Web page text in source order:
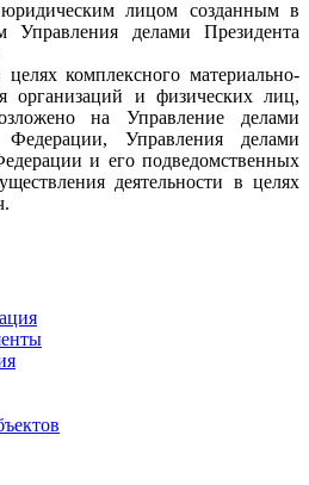
лицом созданным в
Управления делами Президента
комплексного материально-
организаций и физических лиц,
на Управление делами
Федерации, Управления делами
и его подведомственных
деятельности в целях